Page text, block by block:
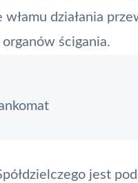
działania
ścigania.
jest